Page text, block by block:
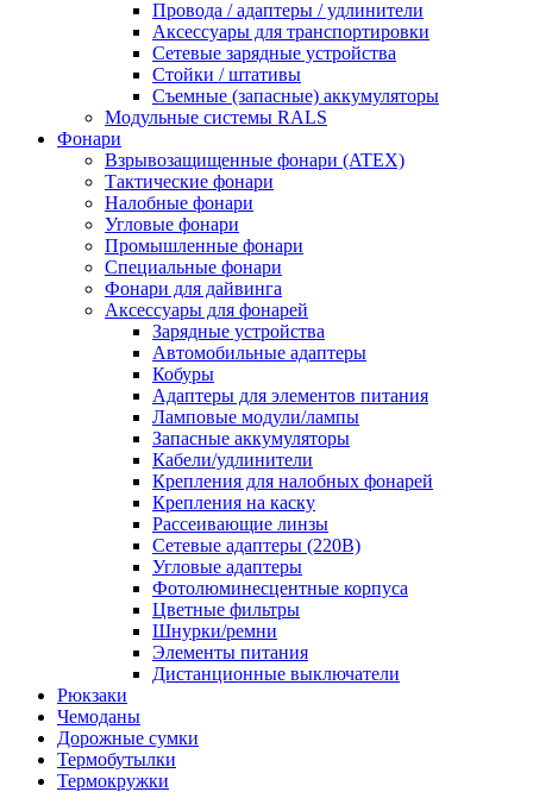
Провода / адаптеры / удлинители
Аксессуары для транспортировки
Сетевые зарядные устройства
Стойки / штативы
Съемные (запасные) аккумуляторы
Модульные системы RALS
Фонари
Взрывозащищенные фонари (ATEX)
Тактические фонари
Налобные фонари
Угловые фонари
Промышленные фонари
Специальные фонари
Фонари для дайвинга
Аксессуары для фонарей
Зарядные устройства
Автомобильные адаптеры
Кобуры
Адаптеры для элементов питания
Ламповые модули/лампы
Запасные аккумуляторы
Кабели/удлинители
Крепления для налобных фонарей
Крепления на каску
Рассеивающие линзы
Сетевые адаптеры (220В)
Угловые адаптеры
Фотолюминесцентные корпуса
Цветные фильтры
Шнурки/ремни
Элементы питания
Дистанционные выключатели
Рюкзаки
Чемоданы
Дорожные сумки
Термобутылки
Термокружки